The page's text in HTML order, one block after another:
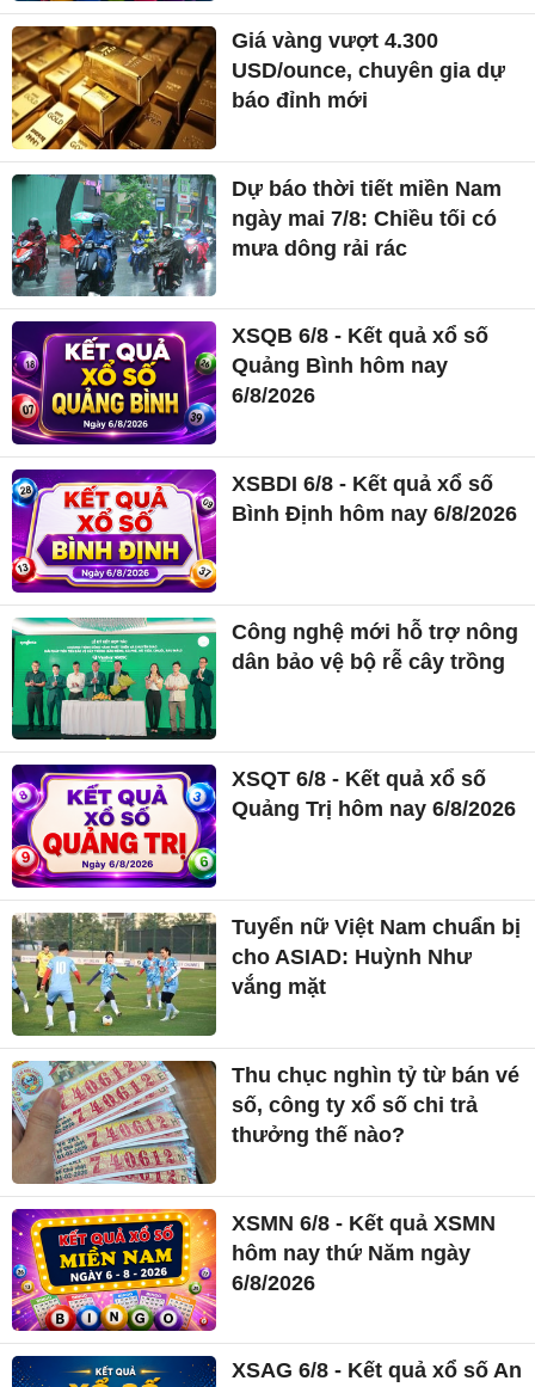
Giá vàng vượt 4.300
USD/ounce, chuyên gia dự
báo đỉnh mới
Dự báo thời tiết miền Nam
ngày mai 7/8: Chiều tối có
mưa dông rải rác
XSQB 6/8 - Kết quả xổ số
Quảng Bình hôm nay
6/8/2026
XSBDI 6/8 - Kết quả xổ số
Bình Định hôm nay 6/8/2026
Công nghệ mới hỗ trợ nông
dân bảo vệ bộ rễ cây trồng
XSQT 6/8 - Kết quả xổ số
Quảng Trị hôm nay 6/8/2026
Tuyển nữ Việt Nam chuẩn bị
cho ASIAD: Huỳnh Như
vắng mặt
Thu chục nghìn tỷ từ bán vé
số, công ty xổ số chi trả
thưởng thế nào?
XSMN 6/8 - Kết quả XSMN
hôm nay thứ Năm ngày
6/8/2026
XSAG 6/8 - Kết quả xổ số An